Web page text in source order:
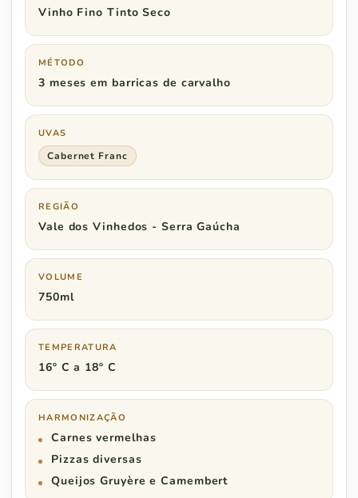
Vinho Fino Tinto Seco
MÉTODO
3 meses em barricas de carvalho
UVAS
Cabernet Franc
REGIÃO
Vale dos Vinhedos - Serra Gaúcha
VOLUME
750ml
TEMPERATURA
16º C a 18º C
HARMONIZAÇÃO
Carnes vermelhas
Pizzas diversas
Queijos Gruyère e Camembert